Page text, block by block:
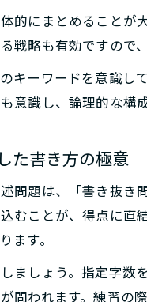
結
山
記述問
的にまとめること
戦略も有効ですので
キーワードを意識し
意識し、論理的な構
た書き方の極意
問題は、「書き抜
むことが、得点に
ます。
ましょう。指定字
問われます。練習